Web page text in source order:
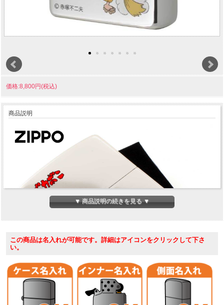
価格:8,800円(税込)
商品説明
▼ 商品説明の続きを見る ▼
この商品は名入れが可能です。詳細はアイコンをクリックして下さ
い。